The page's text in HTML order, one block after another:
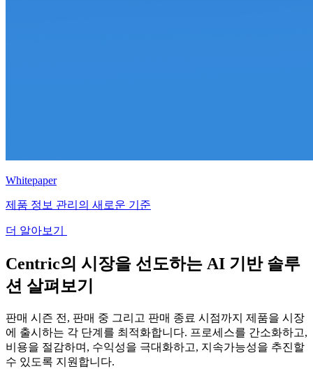
Whitepaper
제품 정보 관리의 새로운 기준
더 알아보기
Centric의 시장을 선도하는 AI 기반 솔루
션 살펴보기
판매 시즌 전, 판매 중 그리고 판매 종료 시점까지 제품을 시장
에 출시하는 각 단계를 최적화합니다. 프로세스를 간소화하고,
비용을 절감하며, 수익성을 극대화하고, 지속가능성을 추진할
수 있도록 지원합니다.